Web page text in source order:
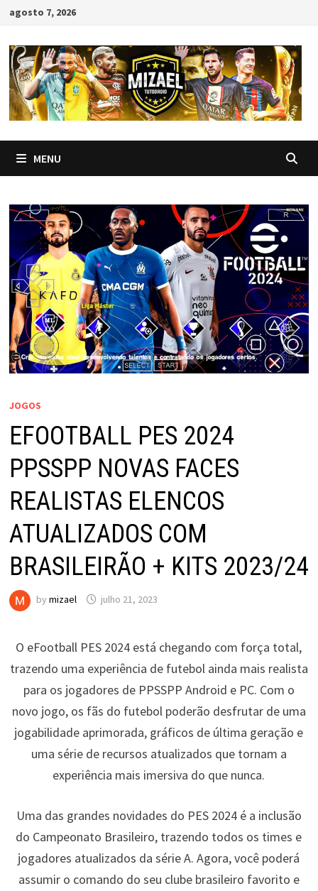
Skip
content
agosto 7, 2026
MENU
JOGOS
EFOOTBALL PES 2024
PPSSPP NOVAS FACES
REALISTAS ELENCOS
ATUALIZADOS COM
BRASILEIRÃO + KITS 2023/24
by mizael julho 21, 2023
O eFootball PES 2024 está chegando com força total,
trazendo uma experiência de futebol ainda mais realista
para os jogadores de PPSSPP Android e PC. Com o
novo jogo, os fãs do futebol poderão desfrutar de uma
jogabilidade aprimorada, gráficos de última geração e
uma série de recursos atualizados que tornam a
experiência mais imersiva do que nunca.
Uma das grandes novidades do PES 2024 é a inclusão
do Campeonato Brasileiro, trazendo todos os times e
jogadores atualizados da série A. Agora, você poderá
assumir o comando do seu clube brasileiro favorito e